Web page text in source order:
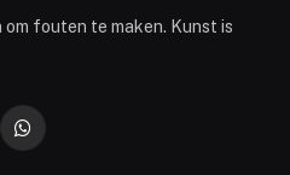
fouten te maken. Kunst is
WhatsApp